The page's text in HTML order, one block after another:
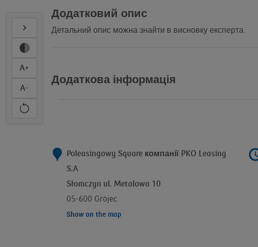
Додатковий опис
Детальний опис можна знайти в висновку експерта.
Додаткова інформація
Poleasingowy Square компанії PKO Leasing
S.A
Słomczyn ul. Metalowa 10
05-600 Grójec
Show on the map
A+
A-